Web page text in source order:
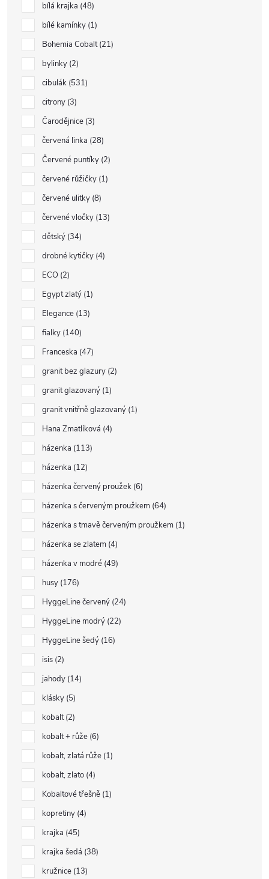
bílá krajka 48
bílé kamínky 1
Bohemia Cobalt 21
bylinky 2
cibulák 531
citrony 3
Čarodějnice 3
červená linka 28
Červené puntíky 2
červené růžičky 1
červené ulitky 8
červené vločky 13
dětský 34
drobné kytičky 4
ECO 2
Egypt zlatý 1
Elegance 13
fialky 140
Franceska 47
granit bez glazury 2
granit glazovaný 1
granit vnitřně glazovaný 1
Hana Zmatlíková 4
házenka 113
házenka 12
házenka červený proužek 6
házenka s červeným proužkem 64
házenka s tmavě červeným proužkem 1
házenka se zlatem 4
házenka v modré 49
husy 176
HyggeLine červený 24
HyggeLine modrý 22
HyggeLine šedý 16
isis 2
jahody 14
klásky 5
kobalt 2
kobalt + růže 6
kobalt, zlatá růže 1
kobalt, zlato 4
Kobaltové třešně 1
kopretiny 4
krajka 45
krajka šedá 38
kružnice 13